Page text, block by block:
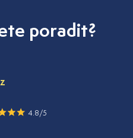
poradit?
4.8/5